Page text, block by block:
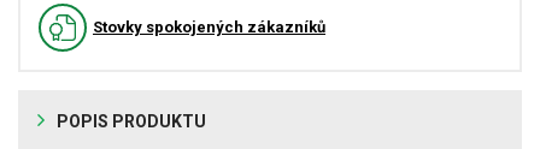
Stovky spokojených zákazníků
POPIS PRODUKTU